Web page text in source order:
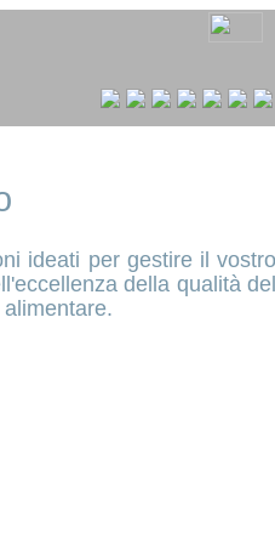
ideati per gestire il
della qualità